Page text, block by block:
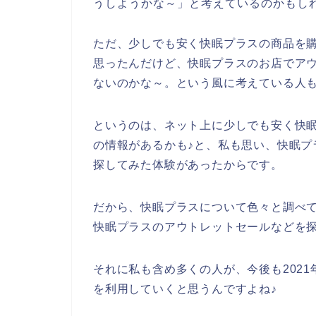
うしようかな～」と考えているのかもし
ただ、少しでも安く快眠プラスの商品を
思ったんだけど、快眠プラスのお店でア
ないのかな～。という風に考えている人
というのは、ネット上に少しでも安く快
の情報があるかも♪と、私も思い、快眠
探してみた体験があったからです。
だから、快眠プラスについて色々と調べ
快眠プラスのアウトレットセールなどを
それに私も含め多くの人が、今後も
を利用していくと思うんですよね♪